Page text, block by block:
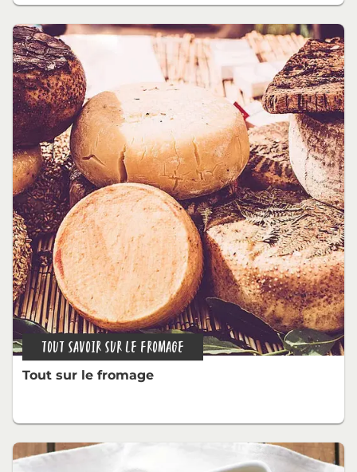
TOUT SAVOIR SUR LE FROMAGE
Tout sur le fromage